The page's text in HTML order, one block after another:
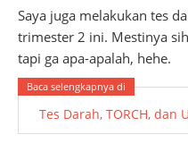
Saya juga melakukan tes
trimester 2 ini. Mestinya
tapi ga apa-apalah, hehe.
Tes Darah, TORCH, dan